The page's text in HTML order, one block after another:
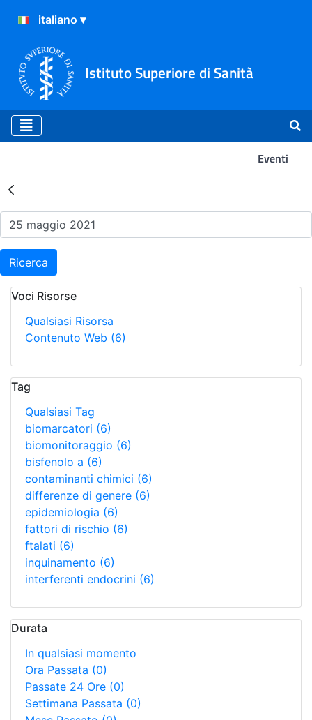
Istituto Superiore di Sanità
Eventi
Risultati della Ricerca -
Ricerca
Voci Risorse
Qualsiasi Risorsa
Contenuto Web (6)
Tag
Qualsiasi Tag
biomarcatori (6)
biomonitoraggio (6)
bisfenolo a (6)
contaminanti chimici (6)
differenze di genere (6)
epidemiologia (6)
fattori di rischio (6)
ftalati (6)
inquinamento (6)
interferenti endocrini (6)
Durata
In qualsiasi momento
Ora Passata (0)
Passate 24 Ore (0)
Settimana Passata (0)